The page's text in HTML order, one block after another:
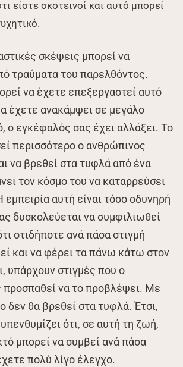
είστε σκοτεινοί και αυτό μπορεί
σκέψεις μπορεί να
τραύματα του παρελθόντος.
να έχετε επεξεργαστεί αυτό
έχετε ανακάμψει σε μεγάλο
ο εγκέφαλός σας έχει αλλάξει. Το
περισσότερο ο ανθρώπινος
να βρεθεί στα τυφλά από ένα
τον κόσμο του να καταρρεύσει
εμπειρία αυτή είναι τόσο οδυνηρή
δυσκολεύεται να συμφιλιωθεί
οτιδήποτε ανά πάσα στιγμή
και να φέρει τα πάνω κάτω στον
υπάρχουν στιγμές που ο
να το προβλέψει. Με
δεν θα βρεθεί στα τυφλά. Έτσι,
ότι, σε αυτή τη ζωή,
μπορεί να συμβεί ανά πάσα
πολύ λίγο έλεγχο.